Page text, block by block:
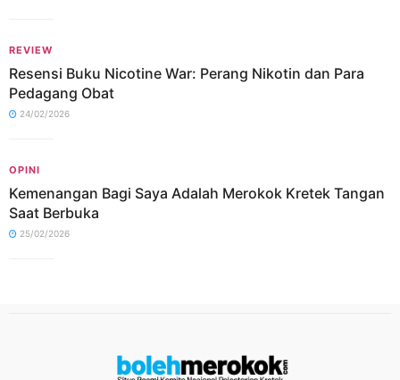
REVIEW
Resensi Buku Nicotine War: Perang Nikotin dan Para
Pedagang Obat
24/02/2026
OPINI
Kemenangan Bagi Saya Adalah Merokok Kretek Tangan
Saat Berbuka
25/02/2026